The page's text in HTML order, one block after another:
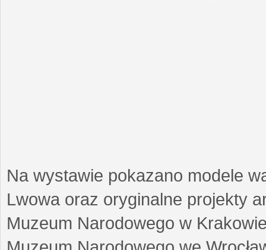
Na wystawie pokazano modele
Lwowa oraz oryginalne projekty
Muzeum Narodowego w